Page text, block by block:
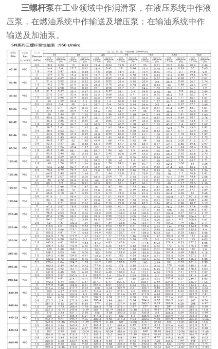
三螺杆泵在工业领域中作润滑泵，在液压系统中作液
压泵，在燃油系统中作输送及增压泵；在输油系统中作
输送及加油泵。